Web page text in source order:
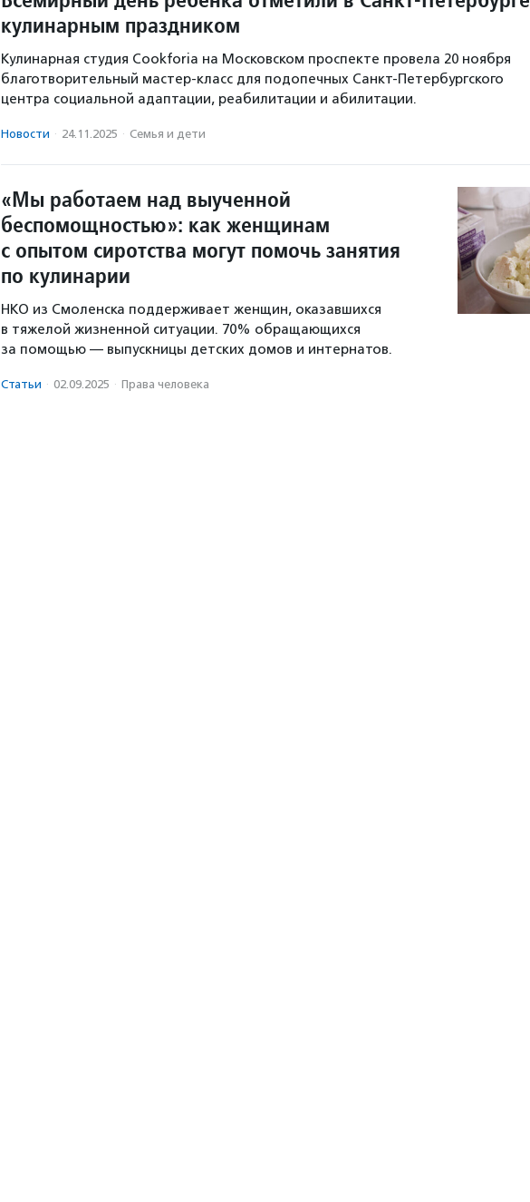
кулинарным праздником
Кулинарная студия Cookforia на Московском проспекте провела 20 ноября
благотворительный мастер-класс для подопечных Санкт-Петербургского
центра социальной адаптации, реабилитации и абилитации.
Новости · 24.11.2025 · Семья и дети
«Мы работаем над выученной
беспомощностью»: как женщинам
с опытом сиротства могут помочь занятия
по кулинарии
НКО из Смоленска поддерживает женщин, оказавшихся
в тяжелой жизненной ситуации. 70% обращающихся
за помощью — выпускницы детских домов и интернатов.
Статьи · 02.09.2025 · Права человека